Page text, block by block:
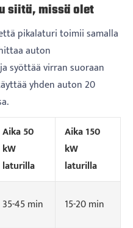
siitä, missä olet
pikalaturi toimii samalla
auton
syöttää virran suoraan
yhden auton 20
Aika 50
kW
laturilla
Aika 150
kW
laturilla
35-45 min 15-20 min